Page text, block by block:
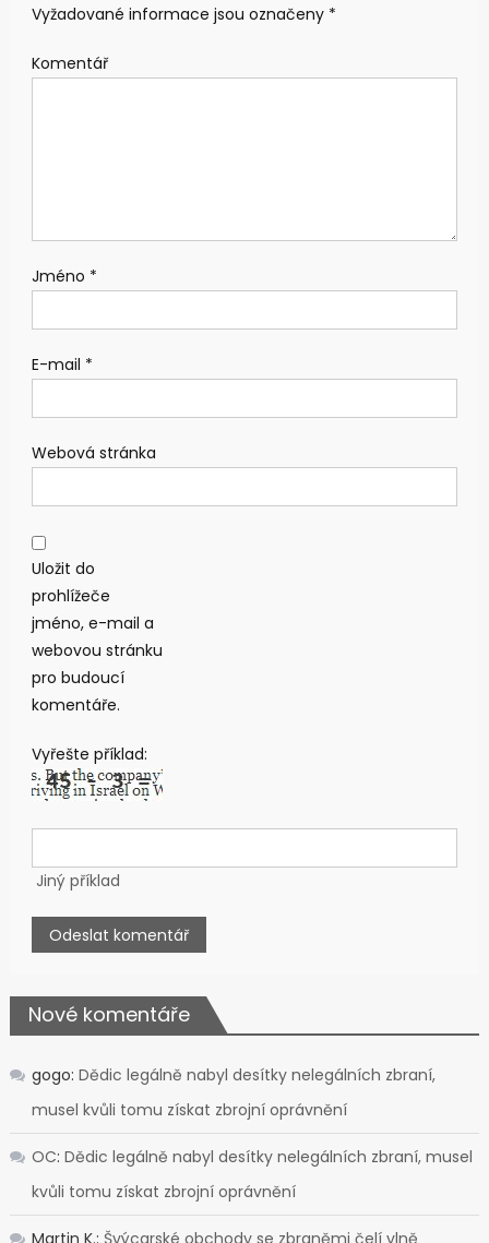
Vyžadované informace jsou označeny *
Komentář
Jméno *
E-mail *
Webová stránka
Uložit do
prohlížeče
jméno, e-mail a
webovou stránku
pro budoucí
komentáře.
Vyřešte příklad:
Jiný příklad
Nové komentáře
gogo: Dědic legálně nabyl desítky nelegálních zbraní,
musel kvůli tomu získat zbrojní oprávnění
OC: Dědic legálně nabyl desítky nelegálních zbraní, musel
kvůli tomu získat zbrojní oprávnění